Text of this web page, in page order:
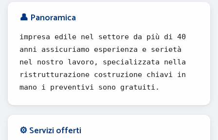
👤 Panoramica
impresa edile nel settore da più di 40
anni assicuriamo esperienza e serietà
nel nostro lavoro, specializzata nella
ristrutturazione costruzione chiavi in
mano i preventivi sono gratuiti.
⚙️ Servizi offerti